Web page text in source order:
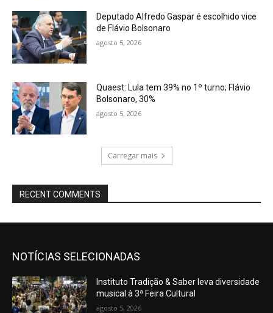
Deputado Alfredo Gaspar é escolhido vice
de Flávio Bolsonaro
agosto 5, 2026
Quaest: Lula tem 39% no 1º turno; Flávio
Bolsonaro, 30%
agosto 5, 2026
Carregar mais
RECENT COMMENTS
NOTÍCIAS SELECIONADAS
Instituto Tradição & Saber leva diversidade
musical à 3ª Feira Cultural
agosto 5, 2026